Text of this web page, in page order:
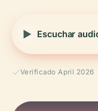
Escuchar
Verificado April 2026